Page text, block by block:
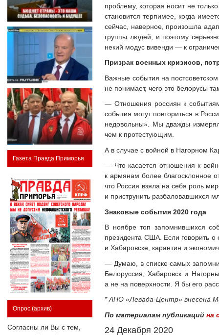
Газета Правда Приморья
Опрос (архив)
Согласны ли Вы с тем,
проблему, которая носит не
становится терпимее, когда
сейчас, наверное, произошла
группы людей, и поэтому
некий модус вивенди — к
Призрак военных кризисов,
Важные события на
не понимает, чего это белорусы
— Отношения россиян к
события могут повториться в
недовольны». Мы дважды
чем к протестующим.
А в случае с войной в Нагорном
— Что касается отношения к
к армянам более благосклонное
что Россия взяла на себя роль
и приструнить разбаловавшихся
Знаковые события 2020 года
В ноябре топ запомнившихся
президента США. Если говорить о
и Хабаровске, карантин и
— Думаю, в списке самых
Белоруссия, Хабаровск и
а не на поверхности. Я бы его
* АНО «Левада-Центр» внесена
По материалам публикацийна
24 Декабря 2020